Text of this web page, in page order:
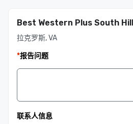
Best Western Plus South
拉克罗斯, VA
*报告问题
联系人信息